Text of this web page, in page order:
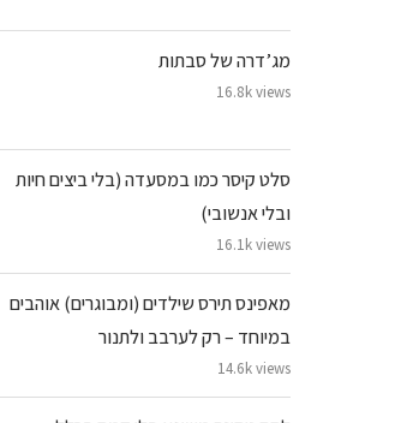
מג’דרה של סבתות
16.8k views
סלט קיסר כמו במסעדה (בלי ביצים חיות
ובלי אנשובי)
16.1k views
מאפינס תירס שילדים (ומבוגרים) אוהבים
במיוחד – רק לערבב ולתנור
14.6k views